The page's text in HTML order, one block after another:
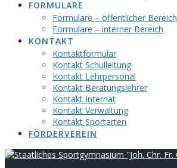
FORMULARE
Formulare – öffentlicher Bereich
Formulare – interner Bereich
KONTAKT
Kontaktformular
Kontakt Schulleitung
Kontakt Lehrpersonal
Kontakt Beratungslehrer
Kontakt Internat
Kontakt Verwaltung
Kontakt Sportarten
FÖRDERVEREIN